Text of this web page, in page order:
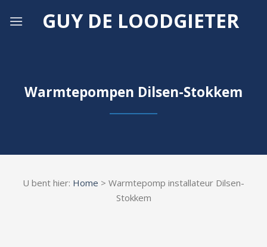
GUY DE LOODGIETER
Warmtepompen Dilsen-Stokkem
U bent hier: Home > Warmtepomp installateur Dilsen-
Stokkem